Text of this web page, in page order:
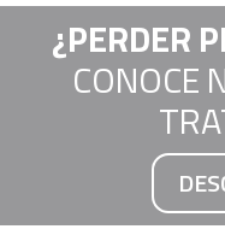
¿PERDER
CONOCE